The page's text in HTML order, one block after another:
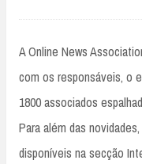
A Online News
com os responsáveis, o
1800 associados
Para além das
disponíveis na secção